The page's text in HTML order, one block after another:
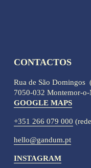
CONTACTOS
Rua de São Domingos
7050-032 Montemor-
GOOGLE MAPS
+351 266 079 000
hello@gandum.pt
INSTAGRAM